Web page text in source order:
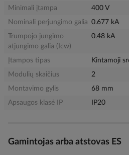
Minimali įtampa
400 V
Nominali perjungimo galia 0.677 kA
Trumpojo jungimo
atjungimo galia (Icw)
0.48 kA
Įtampos tipas
Kintamoji
Modulių skaičius
2
Montavimo gylis
68 mm
Apsaugos klasė IP
IP20
Gamintojas arba atstovas ES